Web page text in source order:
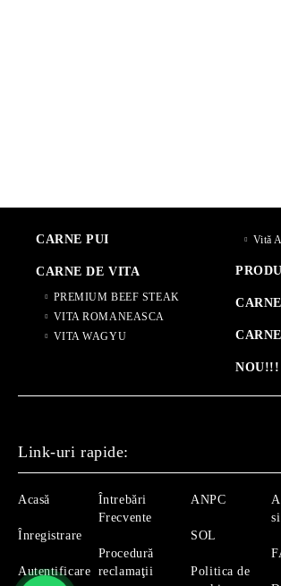
CARNE PUI
CARNE DE VITA
PREMIUM BEEF STEAK
VITA ROMANEASCA
VITA WAGYU
Vită
NOU!!!
Link-uri rapide:
Acasă
Înregistrare
Autentificare
Întrebări
Frecvente
Procedură
reclamaţii
ANPC
SOL
Politica de